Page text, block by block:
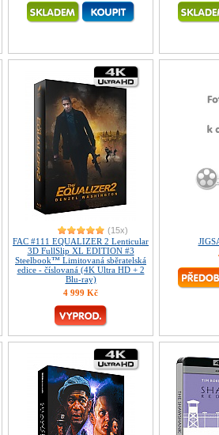
(15x)
FAC #111 EQUALIZER 2 Lenticular
3D FullSlip XL EDITION #3
Steelbook™ Limitovaná sběratelská
edice - číslovaná (4K Ultra HD + 2
Blu-ray)
4 999 Kč